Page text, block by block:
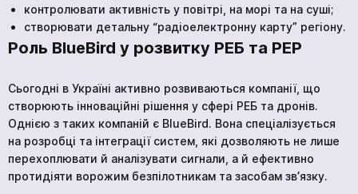
контролювати активність у повітрі, на морі та на суші;
створювати детальну “радіоелектронну карту” регіону.
Роль BlueBird у розвитку РЕБ та РЕР
Сьогодні в Україні активно розвиваються компанії, що
створюють інноваційні рішення у сфері РЕБ та дронів.
Однією з таких компаній є BlueBird. Вона спеціалізується
на розробці та інтеграції систем, які дозволяють не лише
перехоплювати й аналізувати сигнали, а й ефективно
протидіяти ворожим безпілотникам та засобам зв’язку.